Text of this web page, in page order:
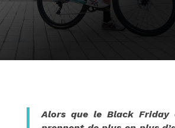
Alors que le Black Friday